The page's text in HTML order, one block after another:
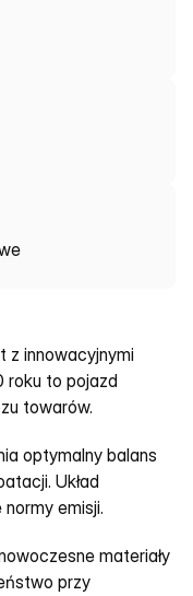
z innowacyjnymi
roku to pojazd
towarów.
optymalny balans
Układ
emisji.
materiały
przy